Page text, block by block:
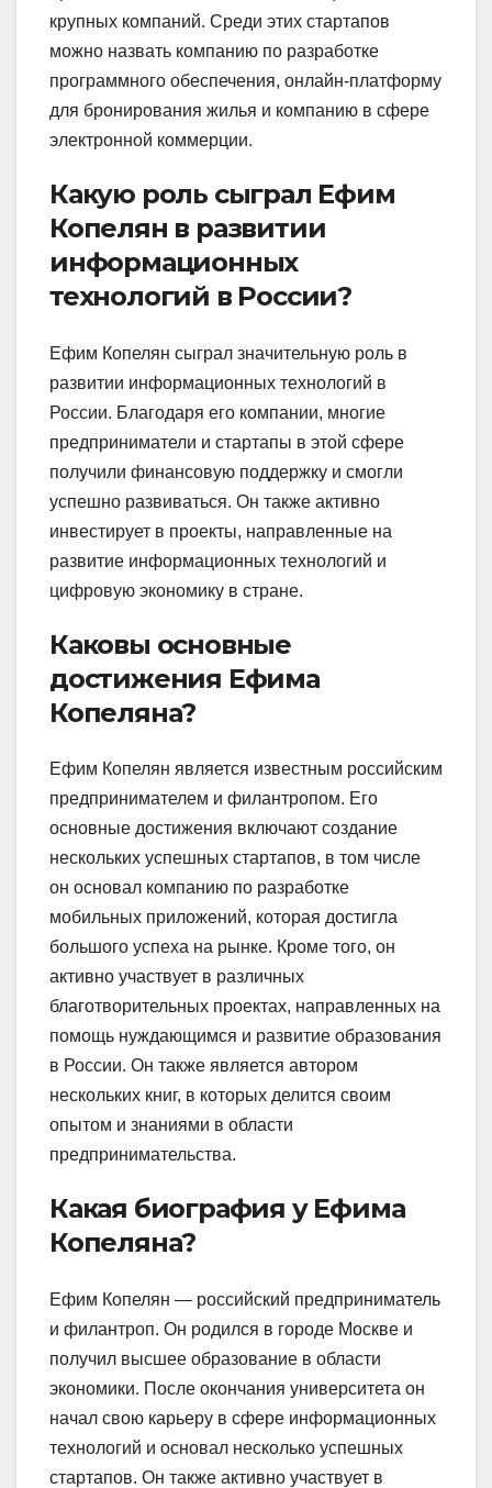
крупных компаний. Среди этих стартапов
можно назвать компанию по разработке
программного обеспечения, онлайн-платформу
для бронирования жилья и компанию в сфере
электронной коммерции.
Какую роль сыграл Ефим
Копелян в развитии
информационных
технологий в России?
Ефим Копелян сыграл значительную роль в
развитии информационных технологий в
России. Благодаря его компании, многие
предприниматели и стартапы в этой сфере
получили финансовую поддержку и смогли
успешно развиваться. Он также активно
инвестирует в проекты, направленные на
развитие информационных технологий и
цифровую экономику в стране.
Каковы основные
достижения Ефима
Копеляна?
Ефим Копелян является известным российским
предпринимателем и филантропом. Его
основные достижения включают создание
нескольких успешных стартапов, в том числе
он основал компанию по разработке
мобильных приложений, которая достигла
большого успеха на рынке. Кроме того, он
активно участвует в различных
благотворительных проектах, направленных на
помощь нуждающимся и развитие образования
в России. Он также является автором
нескольких книг, в которых делится своим
опытом и знаниями в области
предпринимательства.
Какая биография у Ефима
Копеляна?
Ефим Копелян — российский предприниматель
и филантроп. Он родился в городе Москве и
получил высшее образование в области
экономики. После окончания университета он
начал свою карьеру в сфере информационных
технологий и основал несколько успешных
стартапов. Он также активно участвует в